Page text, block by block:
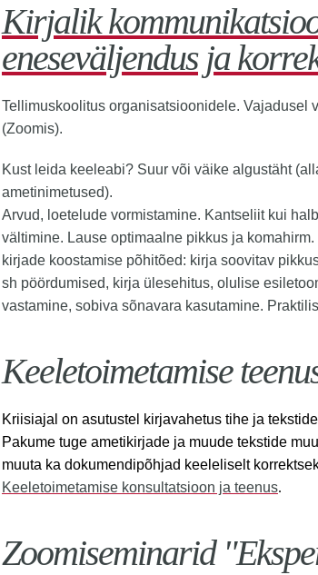
Kirjalik
eneseväljendus ja
Tellimuskoolitus organisatsioonidele. Vajadusel
(Zoomis).
Kust leida keeleabi? Suur või väike algustäht
ametinimetused).
Arvud, loetelude vormistamine. Kantseliit kui
vältimine. Lause optimaalne pikkus ja
kirjade koostamise põhitõed: kirja soovitav
sh pöördumised, kirja ülesehitus, olulise
vastamine, sobiva sõnavara kasutamine.
Keeletoimetamise
Kriisiajal on asutustel kirjavahetus tihe ja
Pakume tuge ametikirjade ja muude tekstide
muuta ka dokumendipõhjad keeleliselt
Keeletoimetamise konsultatsioon ja teenus.
Zoomiseminarid